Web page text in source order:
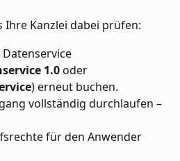
Ihre Kanzlei dabei prüfen:
1.0 oder
) erneut buchen.
vollständig durchlaufen –
für den Anwender